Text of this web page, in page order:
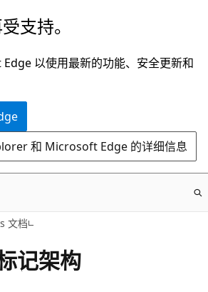
支持。
以使用最新的功能、安全更新和
和 Microsoft Edge 的详细信息
文档
记架构